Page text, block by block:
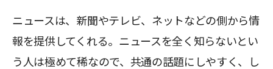
ニュースは、新聞やテレビ、ネットなどの側から情
報を提供してくれる。ニュースを全く知らないとい
う人は極めて稀なので、共通の話題にしやすく、し